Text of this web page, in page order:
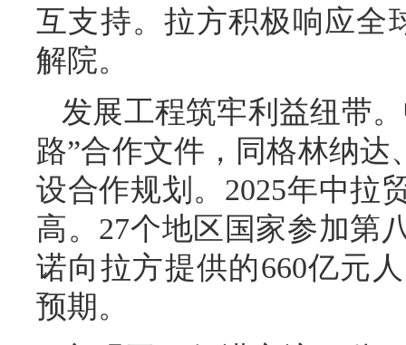
互支持。拉方积极响应全
解院。
发展工程筑牢利益纽带
路”合作文件，同格林纳达
设合作规划。2025年中拉
高。27个地区国家参加第
诺向拉方提供的660亿元
预期。